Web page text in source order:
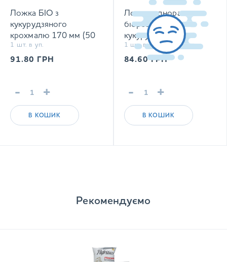
Ложка БІО з
кукурудзяного
крохмалю 170 мм (50
шт/уп)
1 шт. в уп.
91.80 ГРН
- +
В КОШИК
Ложка одноразова
біорозкладна з
кукурудзяного
крохмалю, 140 мм (50
шт/уп)
1 шт. в уп.
84.60ГРН
- +
В КОШИК
Рекомендуємо